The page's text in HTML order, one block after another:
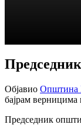
Објавио Општина
бајрам верницима
Председник